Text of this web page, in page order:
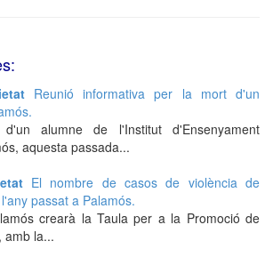
Reunió informativa per la mort d'un
alumne de l'Institut d'Ensenyament
aquesta passada...
El nombre de casos de violència de
passat a Palamós.
crearà la Taula per a la Promoció de
amb la...